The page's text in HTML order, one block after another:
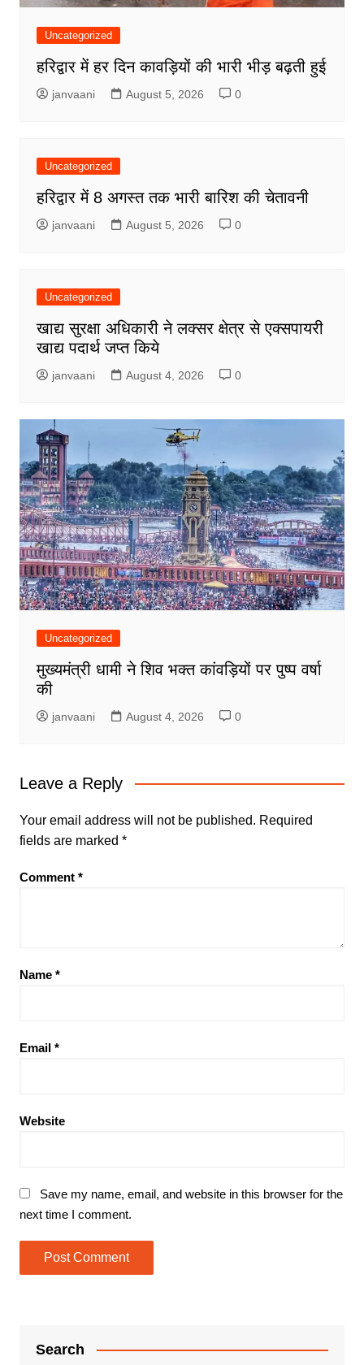
Uncategorized
हरिद्वार में हर दिन कावड़ियों की भारी भीड़ बढ़ती हुई
janvaani August 5, 2026 0
Uncategorized
हरिद्वार में 8 अगस्त तक भारी बारिश की चेतावनी
janvaani August 5, 2026 0
Uncategorized
खाद्य सुरक्षा अधिकारी ने लक्सर क्षेत्र से एक्सपायरी
खाद्य पदार्थ जप्त किये
janvaani August 4, 2026 0
Uncategorized
मुख्यमंत्री धामी ने शिव भक्त कांवड़ियों पर पुष्प वर्षा
की
janvaani August 4, 2026 0
Leave a Reply
Your email address will not be published. Required
fields are marked *
Comment *
Name *
Email *
Website
Save my name, email, and website in this browser for the
next time I comment.
Search